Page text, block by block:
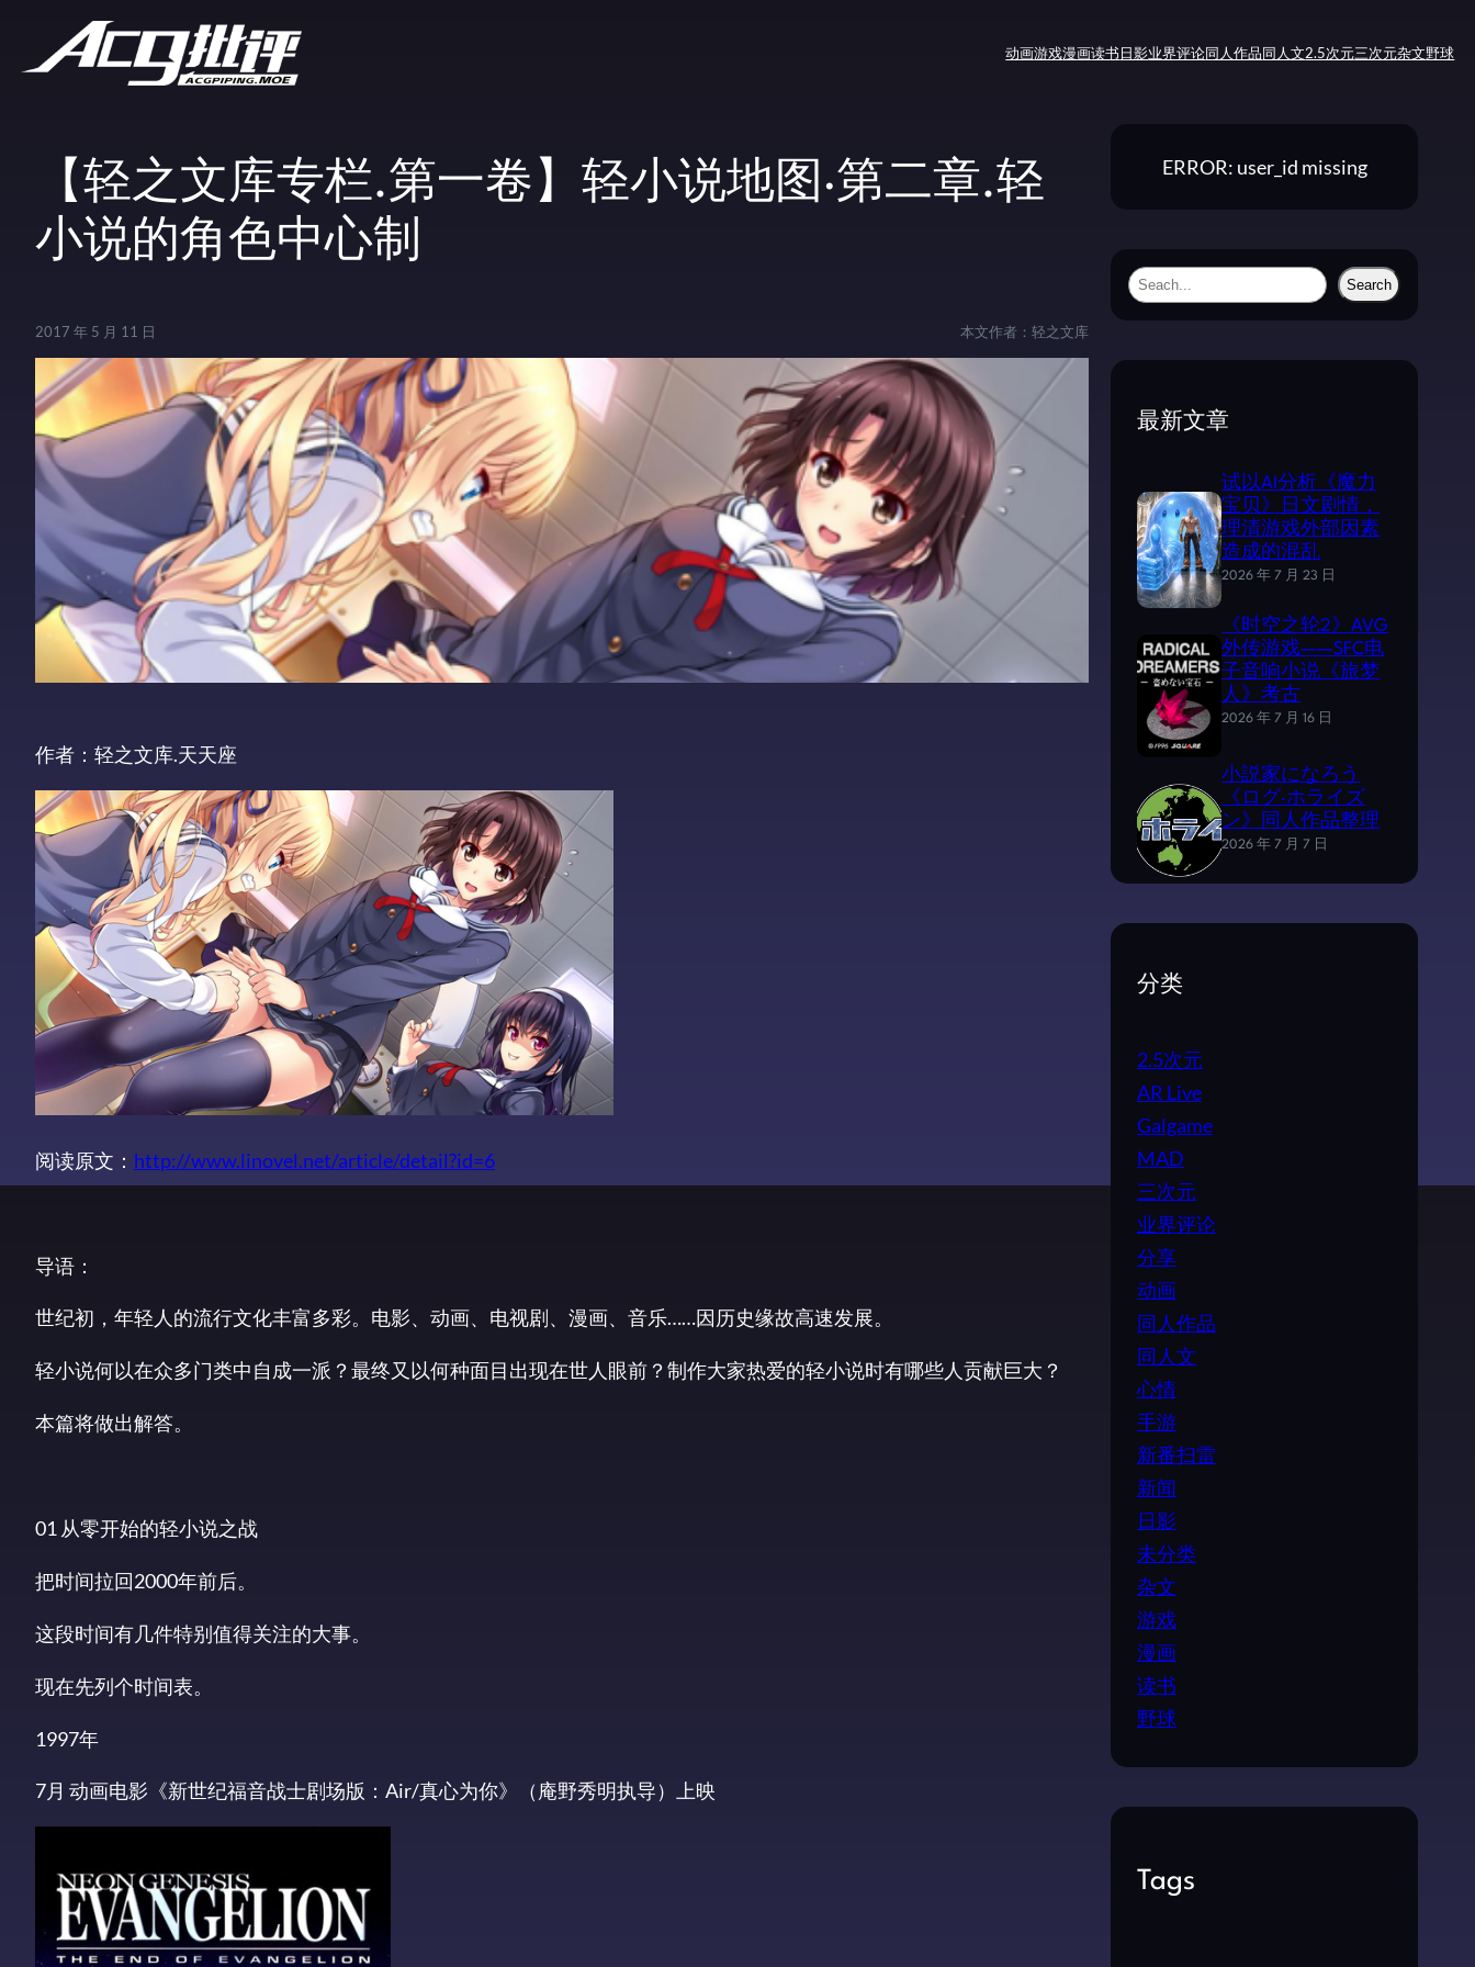
动画游戏漫画读书日影业界评论同人作品同人文2.5次元三次元杂文野球
【轻之文库专栏.第一卷】轻小说地图·第二章.轻
小说的角色中心制
2017 年 5 月 11 日 本文作者： 轻之文库
作者：轻之文库.天天座
阅读原文： http://www.linovel.net/article/detail?id=6
导语：
世纪初，年轻人的流行文化丰富多彩。电影、动画、电视剧、漫画、音乐……因历史缘故高速发展。
轻小说何以在众多门类中自成一派？最终又以何种面目出现在世人眼前？制作大家热爱的轻小说时有哪些人贡献巨大？
本篇将做出解答。
01 从零开始的轻小说之战
把时间拉回2000年前后。
这段时间有几件特别值得关注的大事。
现在先列个时间表。
1997年
7月 动画电影《新世纪福音战士剧场版：Air/真心为你》（庵野秀明执导）上映
ERROR: user_id missing
S
e
Search
最新文章
试以AI分析《魔力
宝贝》日文剧情，
理清游戏外部因素
造成的混乱
2026 年 7 月 23 日
《时空之轮2》AVG
外传游戏——SFC电
子音响小说《旅梦
人》考古
2026 年 7 月 16 日
小説家になろう
《ログ·ホライズ
ン》同人作品整理
2026 年 7 月 7 日
分类
2.5次元
AR Live
Galgame
MAD
三次元
业界评论
分享
动画
同人作品
同人文
心情
手游
新番扫雷
新闻
日影
未分类
杂文
游戏
漫画
读书
野球
Tags